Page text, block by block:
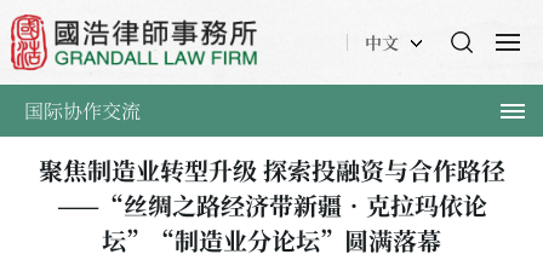
中文
国际协作交流
聚焦制造业转型升级 探索投融资与合作路径
——“丝绸之路经济带新疆•克拉玛依论
坛”“制造业分论坛”圆满落幕